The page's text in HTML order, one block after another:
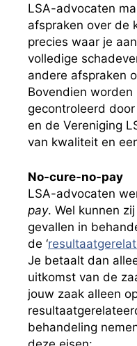
LSA-advocaten
afspraken over de
precies waar je
volledige
andere afspraken
Bovendien
gecontroleerd
en de Vereniging
van kwaliteit en
No-cure-no-pay
LSA-advocaten
pay. Wel kunnen
gevallen in
de ‘
Je betaalt dan
uitkomst van de
jouw zaak alleen
behandeling